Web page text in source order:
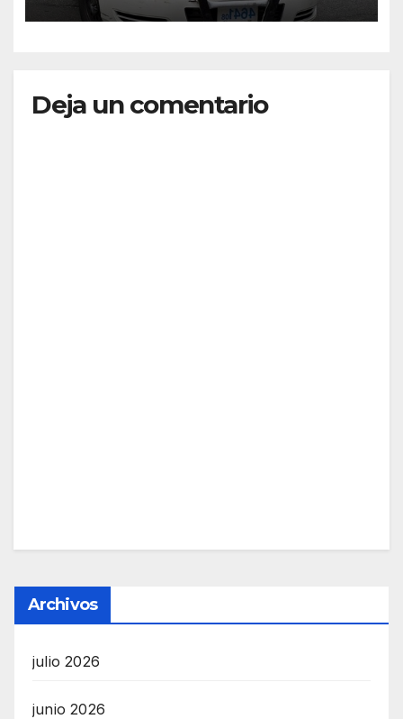
Deja un comentario
Archivos
julio 2026
junio 2026